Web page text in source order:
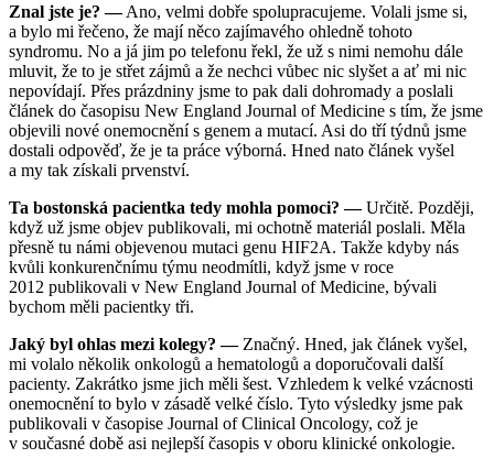
Znal jste je? —Ano, velmi dobře spolupracujeme. Volali jsme si,
a bylo mi řečeno, že mají něco zajímavého ohledně tohoto
syndromu. No a já jim po telefonu řekl, že už s nimi nemohu dále
mluvit, že to je střet zájmů a že nechci vůbec nic slyšet a ať mi nic
nepovídají. Přes prázdniny jsme to pak dali dohromady a poslali
článek do časopisu New England Journal of Medicine s tím, že jsme
objevili nové onemocnění s genem a mutací. Asi do tří týdnů jsme
dostali odpověď, že je ta práce výborná. Hned nato článek vyšel
a my tak získali prvenství.
Ta bostonská pacientka tedy mohla pomoci? —Určitě. Později,
když už jsme objev publikovali, mi ochotně materiál poslali. Měla
přesně tu námi objevenou mutaci genu HIF2A. Takže kdyby nás
kvůli konkurenčnímu týmu neodmítli, když jsme v roce
2012 publikovali v New England Journal of Medicine, bývali
bychom měli pacientky tři.
Jaký byl ohlas mezi kolegy? — Značný. Hned, jak článek vyšel,
mi volalo několik onkologů a hematologů a doporučovali další
pacienty. Zakrátko jsme jich měli šest. Vzhledem k velké vzácnosti
onemocnění to bylo v zásadě velké číslo. Tyto výsledky jsme pak
publikovali v časopise Journal of Clinical Oncology, což je
v současné době asi nejlepší časopis v oboru klinické onkologie.